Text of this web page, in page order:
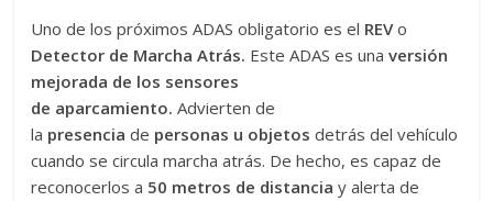
Uno de los próximos ADAS obligatorio es el REVo
Detector de Marcha Atrás. Este ADAS es unaversión
mejorada de los sensores
de aparcamiento. Advierten de
la presenciade personas u objetos detrás del vehículo
cuando se circula marcha atrás. De hecho, es capaz de
reconocerlos a 50 metros de distancia y alerta de